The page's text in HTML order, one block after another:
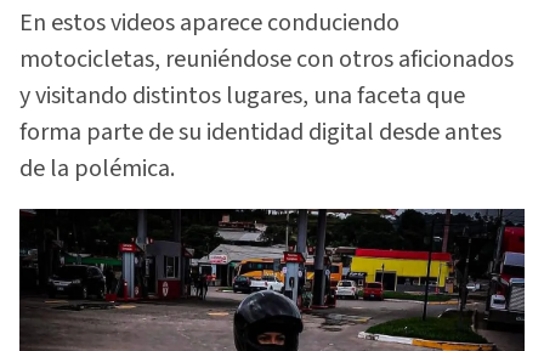
En estos videos aparece conduciendo
motocicletas, reuniéndose con otros aficionados
y visitando distintos lugares, una faceta que
forma parte de su identidad digital desde antes
de la polémica.